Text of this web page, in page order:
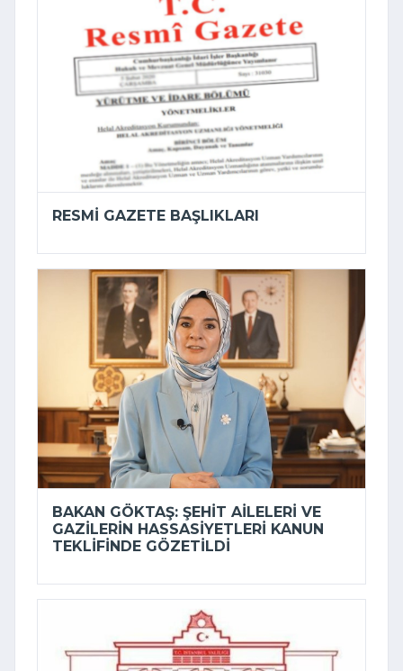
RESMI GAZETE BAŞLIKLARI
BAKAN GÖKTAŞ: ŞEHIT AILELERI VE
GAZILERIN HASSASIYETLERI KANUN
TEKLIFINDE GÖZETILDI